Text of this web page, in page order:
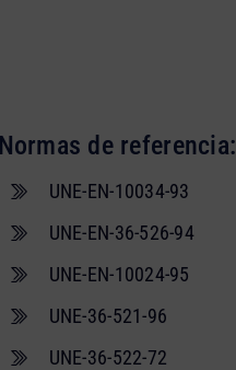
Normas de referencia:
UNE-EN-10034-93
UNE-EN-36-526-94
UNE-EN-10024-95
UNE-36-521-96
UNE-36-522-72